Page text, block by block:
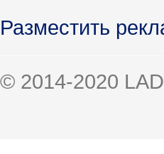
Разместить
© 2014-2020